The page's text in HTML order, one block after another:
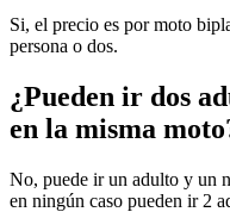
Si, el precio es por moto
persona o dos.
¿Pueden ir dos
en la misma
No, puede ir un adulto y un
en ningún caso pueden ir 2